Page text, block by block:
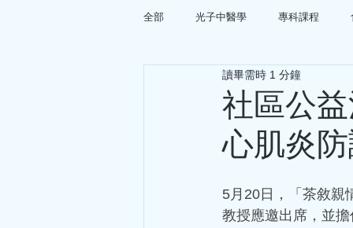
全部 光子中醫學 專科課程
國醫大師鄧鐵濤教授學術思想專欄
社區公
心肌炎
讀畢需時 1 分鐘
5月20日，「茶敘親
教授應邀出席，並